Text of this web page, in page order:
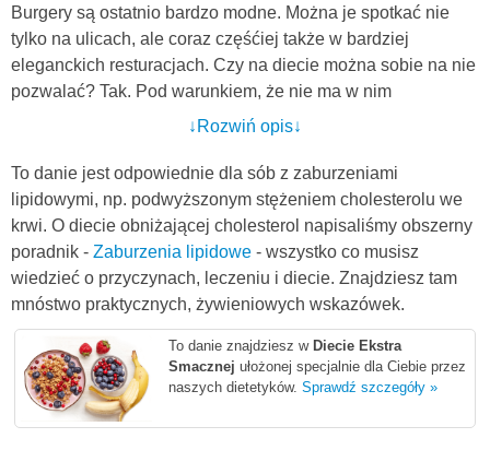
Burgery są ostatnio bardzo modne. Można je spotkać nie
tylko na ulicach, ale coraz częśćiej także w bardziej
eleganckich resturacjach. Czy na diecie można sobie na nie
pozwalać? Tak. Pod warunkiem, że nie ma w nim
wysokoenergetycznych dodatków, a więc przede wszystkich
Ten burger nie zawiera ich w składzie, a mimo to jest
przepyszny. To zasługa wyjątkowo przyprawionego
kurczaka. Marynata z ketchupu i curry jest wyśmienita.
Jestem przekonana, że będzie nią pozytywnie zaskoczeni.
Wśród naszych przepisów znajdziecie jeszcze kilka innych
wypróbowania są
burger z kurczakiem, szpinakiem i serem
mozarellaorazburger indyczy z awokado, w bułce razowej
Smacznego!
↓Rozwiń opis↓
To danie jest odpowiednie dla sób z zaburzeniami
lipidowymi, np. podwyższonym stężeniem cholesterolu we
krwi. O diecie obniżającej cholesterol napisaliśmy obszerny
poradnik - Zaburzenia lipidowe - wszystko co musisz
wiedzieć o przyczynach, leczeniu i diecie. Znajdziesz tam
mnóstwo praktycznych, żywieniowych wskazówek.
To danie znajdziesz w Diecie Ekstra
Smacznej ułożonej specjalnie dla Ciebie przez
naszych dietetyków. Sprawdź szczegóły »